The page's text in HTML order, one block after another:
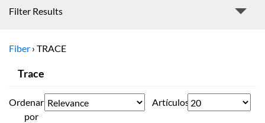
Filter Results
Fiber › TRACE
Trace
Ordenar
por
Artículos